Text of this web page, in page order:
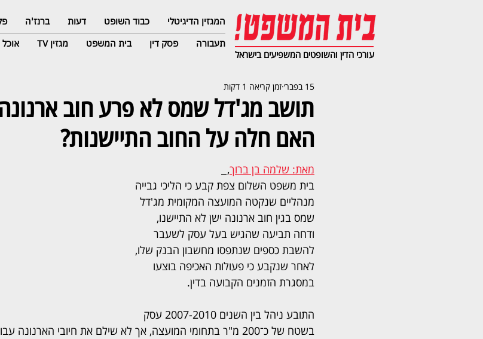
המגזין הדיגיטלי כבוד השופט דעות ברנז'ה
תעבורה
פסק דין בית המשפט מגזין TV אוכל
עורכי הדין והשופטים המשפיעים בישראל
האם חלה על החוב התיישנות?
15 בפבר׳ זמן קריאה 1 דקות
מאת: שלמה בן ברוך,
בית משפט השלום צפת קבע כי הליכי גבייה
מנהליים שנקטה המועצה המקומית מג'דל
שמס בגין חוב ארנונה ישן לא התיישנו,
ודחה תביעה שהגיש בעל עסק לשעבר
להשבת כספים שנתפסו מחשבון הבנק שלו,
לאחר שנקבע כי פעולות האכיפה בוצעו
במסגרת הזמנים הקבועה בדין.
התובע ניהל בין השנים 2007-2010 עסק
בשטח של כ־200 מ"ר בתחומי המועצה, אך לא שילם את חיובי